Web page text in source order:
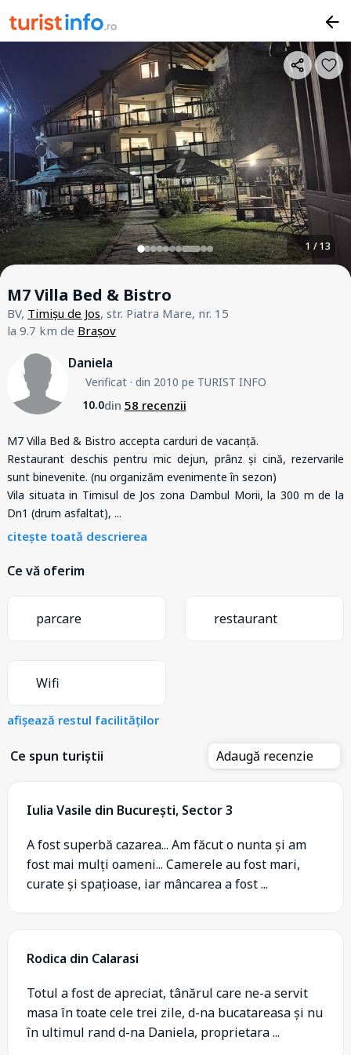
1 / 13
M7 Villa Bed & Bistro
BV, Timișu de Jos, str. Piatra Mare, nr. 15
la 9.7 km de Brașov
Daniela
Verificat· din 2010 pe TURIST INFO
10.0din 58 recenzii
M7 Villa Bed & Bistro accepta carduri de vacanță.
Restaurant deschis pentru mic dejun, prânz și cină, rezervarile
sunt binevenite. (nu organizăm evenimente în sezon)
Vila situata in Timisul de Jos zona Dambul Morii, la 300 m de la
Dn1 (drum asfaltat), ...
citește toată descrierea
Ce vă oferim
parcare restaurant
Wifi
afișează restul facilităților
Ce spun turiștii Adaugă recenzie
Iulia Vasile din București, Sector 3
A fost superbă cazarea... Am făcut o nunta și am
fost mai mulți oameni... Camerele au fost mari,
curate și spațioase, iar mâncarea a fost ...
Rodica din Calarasi
Totul a fost de apreciat, tânărul care ne-a servit
masa în toate cele trei zile, d-na bucatareasa și nu
în ultimul rand d-na Daniela, proprietara ...